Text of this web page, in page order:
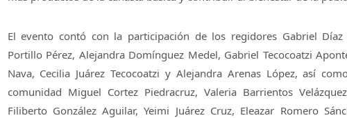
El evento contó con la participación de los regidores Gabriel
Portillo Pérez, Alejandra Domínguez Medel, Gabriel Tecocoatzi
Nava, Cecilia Juárez Tecocoatzi y Alejandra Arenas López, así
comunidad Miguel Cortez Piedracruz, Valeria Barrientos
Filiberto González Aguilar, Yeimi Juárez Cruz, Eleazar Romero